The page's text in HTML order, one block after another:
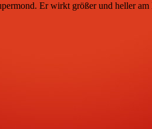
Er wirkt größer und heller